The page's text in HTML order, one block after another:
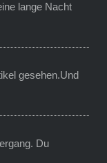
lange Nacht
gesehen.Und
Du